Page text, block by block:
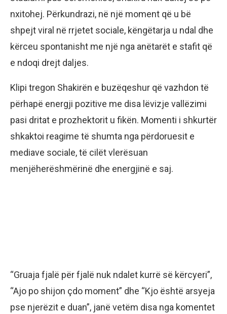
nxitohej. Përkundrazi, në një moment që u bë
shpejt viral në rrjetet sociale, këngëtarja u ndal dhe
kërceu spontanisht me një nga anëtarët e stafit që
e ndoqi drejt daljes.
Klipi tregon Shakirën e buzëqeshur që vazhdon të
përhapë energji pozitive me disa lëvizje vallëzimi
pasi dritat e prozhektorit u fikën. Momenti i shkurtër
shkaktoi reagime të shumta nga përdoruesit e
mediave sociale, të cilët vlerësuan
menjëherëshmërinë dhe energjinë e saj.
“Gruaja fjalë për fjalë nuk ndalet kurrë së kërcyeri”,
“Ajo po shijon çdo moment” dhe “Kjo është arsyeja
pse njerëzit e duan”, janë vetëm disa nga komentet